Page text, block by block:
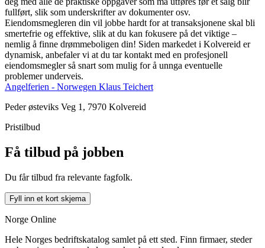
fullført, slik som underskrifter av dokumenter osv.
Eiendomsmegleren din vil jobbe hardt for at transaksjonene skal bli
smertefrie og effektive, slik at du kan fokusere på det viktige –
nemlig å finne drømmeboligen din! Siden markedet i Kolvereid er
dynamisk, anbefaler vi at du tar kontakt med en profesjonell
eiendomsmegler så snart som mulig for å unnga eventuelle
problemer underveis.
Angelferien - Norwegen Klaus Teichert
Peder østeviks Veg 1, 7970 Kolvereid
Pristilbud
Få tilbud på jobben
Du får tilbud fra relevante fagfolk.
Fyll inn et kort skjema
Norge Online
Hele Norges bedriftskatalog samlet på ett sted. Finn firmaer, steder